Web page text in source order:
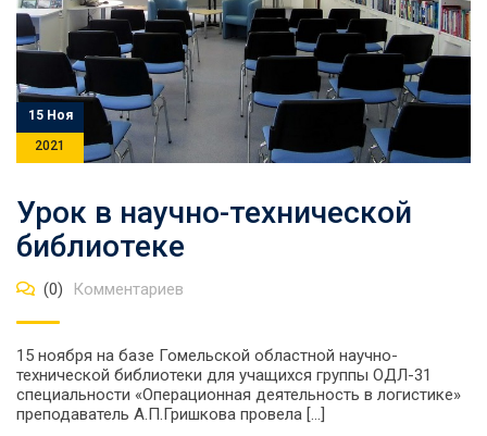
15 Ноя
2021
Урок в научно-технической
библиотеке
(0) Комментариев
15 ноября на базе Гомельской областной научно-
технической библиотеки для учащихся группы ОДЛ-31
специальности «Операционная деятельность в логистике»
преподаватель А.П.Гришкова провела […]